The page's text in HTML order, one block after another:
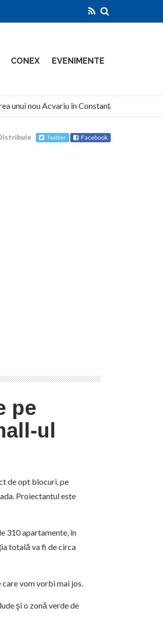
CONEX EVENIMENTE
nou Acvariu în Constanța
Twitter Facebook
pe
ul
de opt blocuri, pe
Proiectantul este
310 apartamente, în
totală va fi de circa
vom vorbi mai jos.
şi o zonă verde de